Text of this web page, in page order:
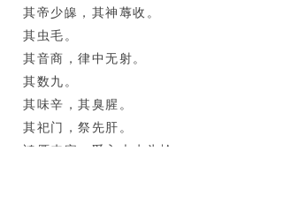
其帝少皞，其神蓐收。
其虫毛。
其音商，律中无射。
其数九。
其味辛，其臭腥。
其祀门，祭先肝。
鸿雁来宾，爵入大水为蛤。